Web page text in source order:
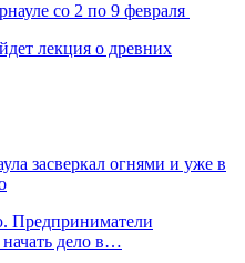
со 2 по 9 февраля
лекция о древних
засверкал огнями и уже в
Предприниматели
начать дело в…